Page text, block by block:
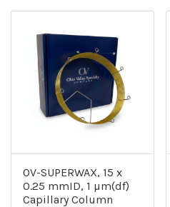
OV-SUPERWAX, 15 x
0.25 mmID, 1 µm(df)
Capillary Column